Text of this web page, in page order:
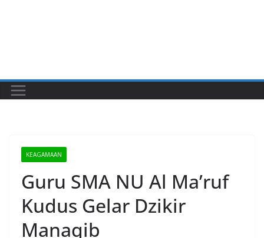
KEAGAMAAN
Guru SMA NU Al Ma’ruf
Kudus Gelar Dzikir
Manaqib